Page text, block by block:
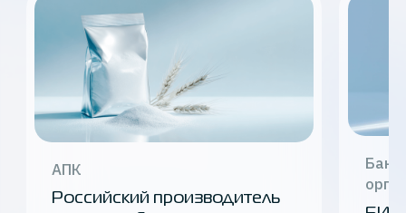
АПК
Российский производитель